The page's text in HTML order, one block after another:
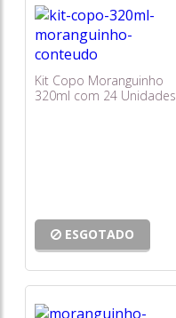
Kit Copo Moranguinho
320ml com 24 Unidades
ESGOTADO